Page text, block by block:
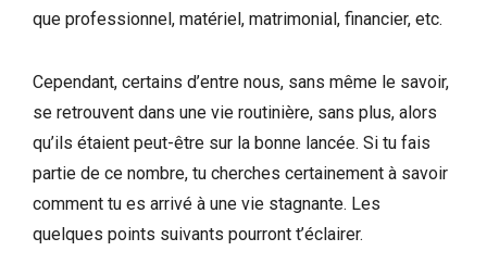
que professionnel, matériel, matrimonial, financier, etc.
Cependant, certains d’entre nous, sans même le savoir,
se retrouvent dans une vie routinière, sans plus, alors
qu’ils étaient peut-être sur la bonne lancée. Si tu fais
partie de ce nombre, tu cherches certainement à savoir
comment tu es arrivé à une vie stagnante. Les
quelques points suivants pourront t’éclairer.